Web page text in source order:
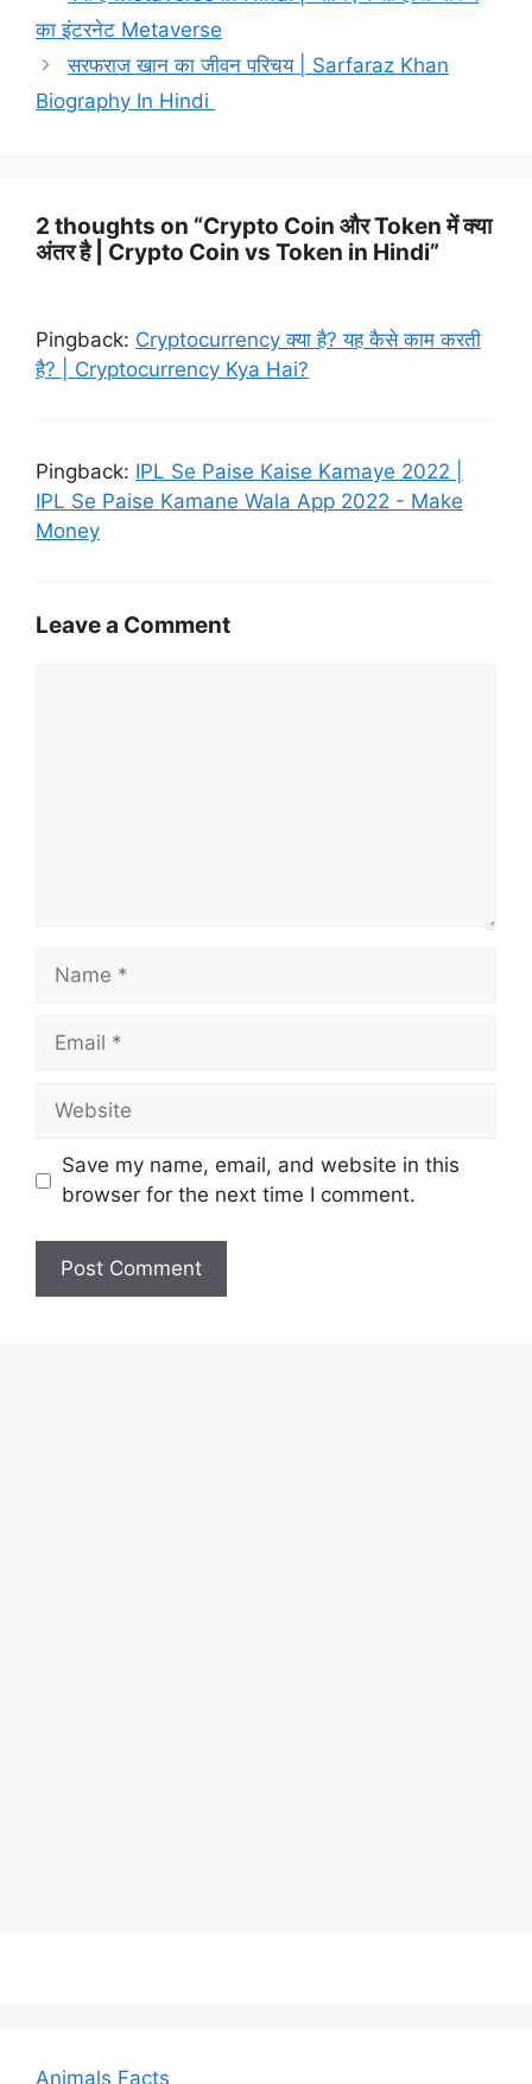
का इंटरनेट Metaverse
सरफराज खान का जीवन परिचय | Sarfaraz Khan
Biography In Hindi
2 thoughts on “Crypto Coin और Token में क्या
अंतर है | Crypto Coin vs Token in Hindi”
Pingback: Cryptocurrency क्या है? यह कैसे काम करती
है? | Cryptocurrency Kya Hai?
Pingback: IPL Se Paise Kaise Kamaye 2022 |
IPL Se Paise Kamane Wala App 2022 - Make
Money
Leave a Comment
Save my name, email, and website in this
browser for the next time I comment.
Animals Facts